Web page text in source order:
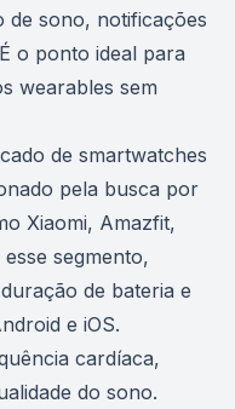
de sono, notificações
o ponto ideal para
wearables sem
de smartwatches
pela busca por
Xiaomi, Amazfit,
segmento,
de bateria e
e iOS.
cardíaca,
do sono.